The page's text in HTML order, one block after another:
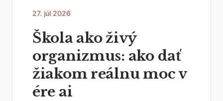
27. júl 2026
Škola ako živý
organizmus: ako dať
žiakom reálnu moc v
ére ai